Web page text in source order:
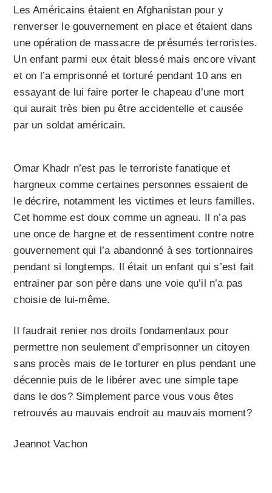
Les Américains étaient en Afghanistan pour y
renverser le gouvernement en place et étaient dans
une opération de massacre de présumés terroristes.
Un enfant parmi eux était blessé mais encore vivant
et on l’a emprisonné et torturé pendant 10 ans en
essayant de lui faire porter le chapeau d’une mort
qui aurait très bien pu être accidentelle et causée
par un soldat américain.
Omar Khadr n’est pas le terroriste fanatique et
hargneux comme certaines personnes essaient de
le décrire, notamment les victimes et leurs familles.
Cet homme est doux comme un agneau. Il n’a pas
une once de hargne et de ressentiment contre notre
gouvernement qui l’a abandonné à ses tortionnaires
pendant si longtemps. Il était un enfant qui s’est fait
entrainer par son père dans une voie qu’il n’a pas
choisie de lui-même.
Il faudrait renier nos droits fondamentaux pour
permettre non seulement d’emprisonner un citoyen
sans procès mais de le torturer en plus pendant une
décennie puis de le libérer avec une simple tape
dans le dos? Simplement parce vous vous êtes
retrouvés au mauvais endroit au mauvais moment?
Jeannot Vachon